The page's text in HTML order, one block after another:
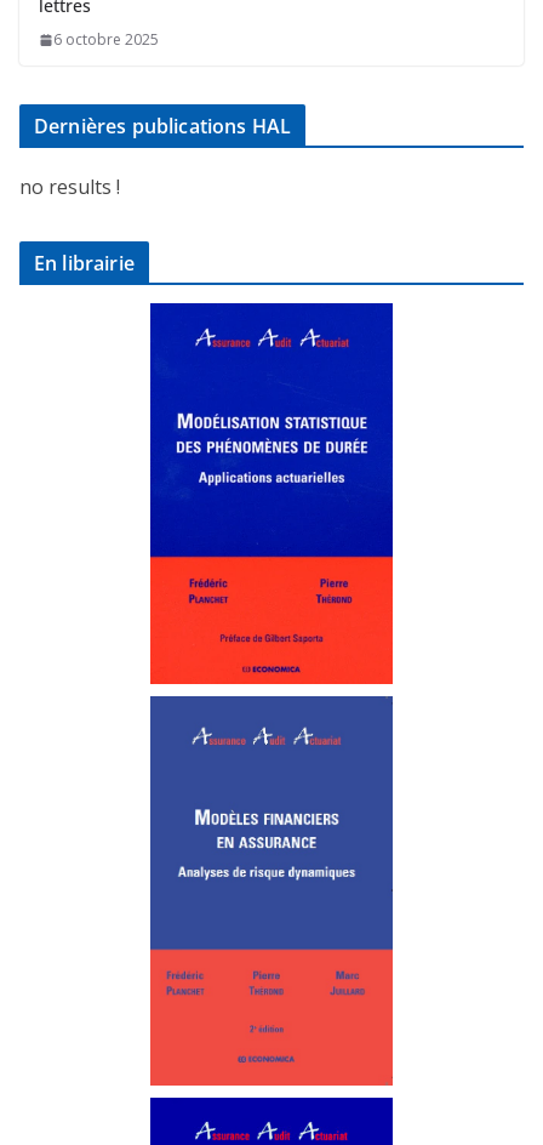
lettres
6 octobre 2025
Dernières publications HAL
no results !
En librairie